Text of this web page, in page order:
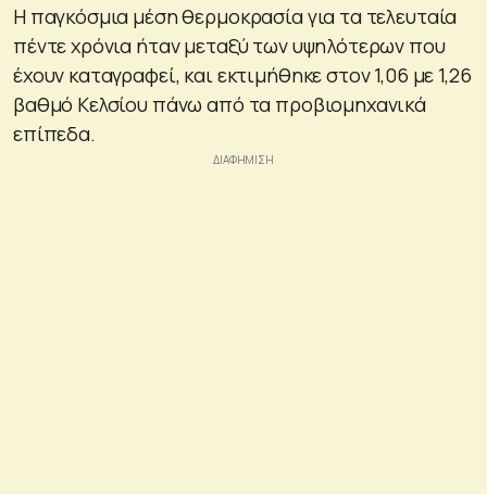
Η παγκόσμια μέση θερμοκρασία για τα τελευταία
πέντε χρόνια ήταν μεταξύ των υψηλότερων που
έχουν καταγραφεί, και εκτιμήθηκε στον 1,06 με 1,26
βαθμό Κελσίου πάνω από τα προβιομηχανικά
επίπεδα.